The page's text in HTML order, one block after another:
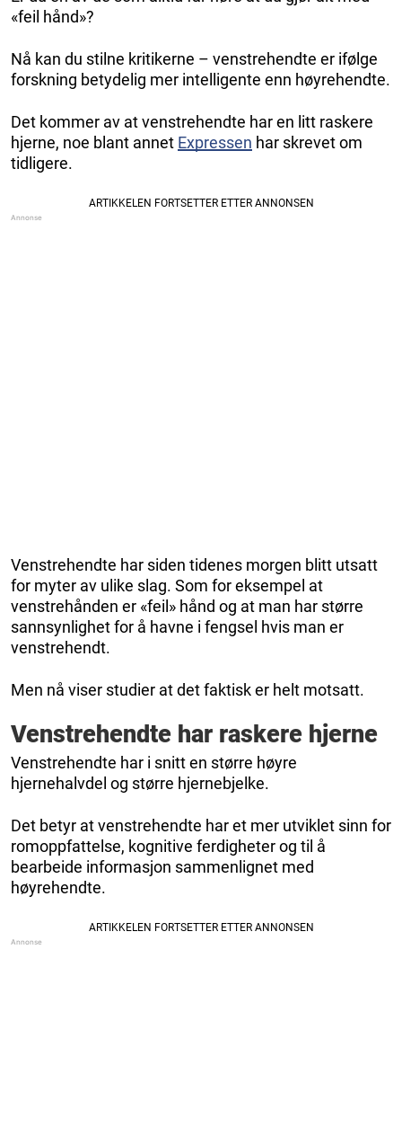
«feil hånd»?
Nå kan du stilne kritikerne – venstrehendte er ifølge
forskning betydelig mer intelligente enn høyrehendte.
Det kommer av at venstrehendte har en litt raskere
hjerne, noe blant annet Expressen har skrevet om
tidligere.
Venstrehendte har siden tidenes morgen blitt utsatt
for myter av ulike slag. Som for eksempel at
venstrehånden er «feil» hånd og at man har større
sannsynlighet for å havne i fengsel hvis man er
venstrehendt.
Men nå viser studier at det faktisk er helt motsatt.
Venstrehendte har raskere hjerne
Venstrehendte har i snitt en større høyre
hjernehalvdel og større hjernebjelke.
Det betyr at venstrehendte har et mer utviklet sinn for
romoppfattelse, kognitive ferdigheter og til å
bearbeide informasjon sammenlignet med
høyrehendte.